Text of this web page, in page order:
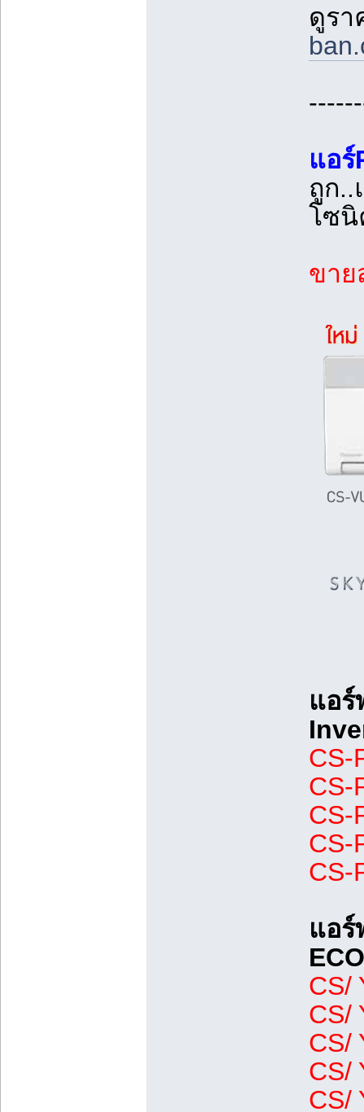
ดูรา
แอ
ถูก..
โซ
ขาย
แอ
CS-
CS-
CS-
CS-
CS-
แอร์
CS/
CS/
CS/
CS/
CS/